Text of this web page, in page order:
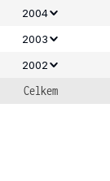
2004
2003
2002
Celkem